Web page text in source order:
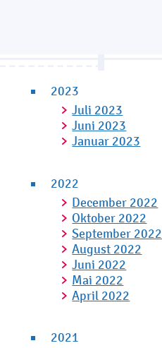
2023
Juli 2023
Juni 2023
Januar 2023
2022
December 2022
Oktober 2022
September 2022
August 2022
Juni 2022
Mai 2022
April 2022
2021